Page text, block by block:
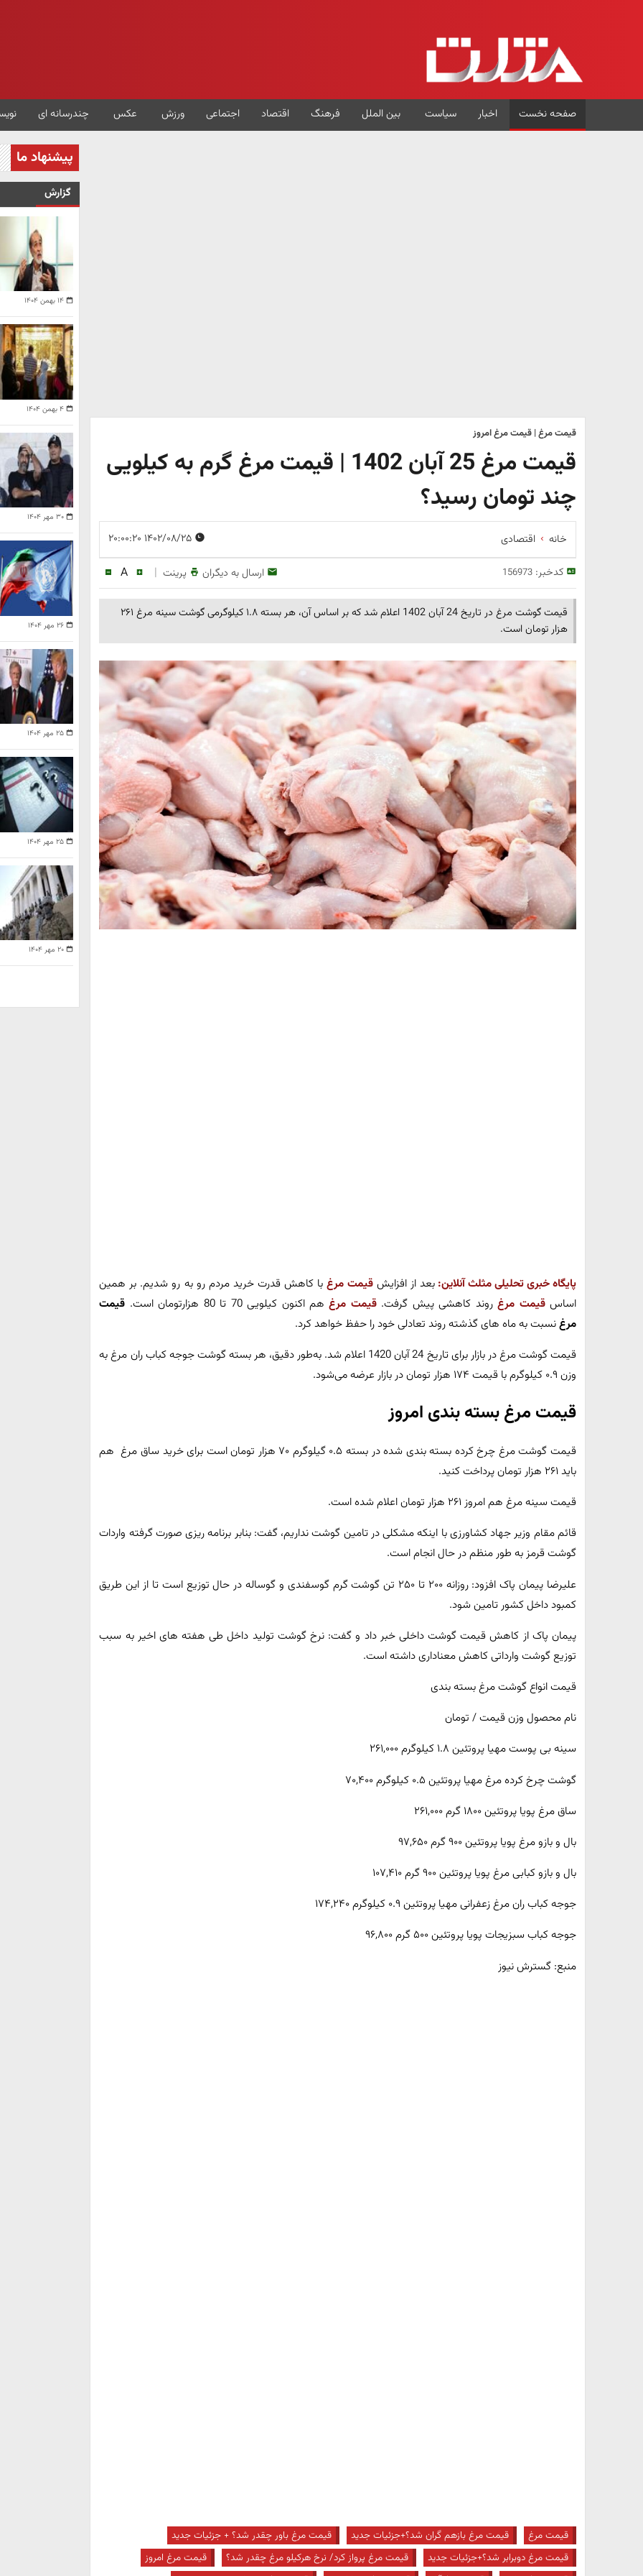
صفحه نخست اخبار سیاست بین الملل فرهنگ اقتصاد اجتماعی ورزش عکس چندرسانه ای
قیمت مرغ | قیمت مرغ امروز
قیمت مرغ 25 آبان 1402 | قیمت مرغ گرم به کیلویی
چند تومان رسید؟
خانه اقتصادی
کدخبر:156973 ارسال به دیگران پرینت |
A
قیمت گوشت مرغ در تاریخ 24 آبان 1402 اعلام شد که بر اساس آن، هر بسته ۱.۸ کیلوگرمی گوشت سینه مرغ ۲۶۱
هزار تومان است.
پایگاه خبری تحلیلی مثلث آنلاین: بعد از افزایشقیمت مرغ با کاهش قدرت خرید مردم رو به رو شدیم. بر همین
اساسقیمت مرغروند کاهشی پیش گرفت.قیمت مرغ هم اکنون کیلویی 70 تا 80 هزارتومان است.
قیمت
مرغنسبت به ماه های گذشته روند تعادلی خود را حفظ خواهد کرد.
قیمت گوشت مرغ در بازار برای تاریخ 24 آبان 1420 اعلام شد. به‌طور دقیق، هر بسته گوشت جوجه کباب ران مرغ به
وزن ۰.۹ کیلوگرم با قیمت ۱۷۴ هزار تومان در بازار عرضه می‌شود.
قیمت مرغ بسته بندی امروز
قیمت گوشت مرغ چرخ کرده بسته بندی شده در بسته ۰.۵ گیلوگرم ۷۰ هزار تومان است برای خرید ساق مرغ هم
باید ۲۶۱ هزار تومان پرداخت کنید.
قیمت سینه مرغ هم امروز ۲۶۱ هزار تومان اعلام شده است.
قائم مقام وزیر جهاد کشاورزی با اینکه مشکلی در تامین گوشت نداریم، گفت: بنابر برنامه ریزی صورت گرفته واردات
گوشت قرمز به طور منظم در حال انجام است.
علیرضا پیمان پاک افزود: روزانه ۲۰۰ تا ۲۵۰ تن گوشت گرم گوسفندی و گوساله در حال توزیع است تا از این طریق
کمبود داخل کشور تامین شود.
پیمان پاک از کاهش قیمت گوشت داخلی خبر داد و گفت: نرخ گوشت تولید داخل طی هفته های اخیر به سبب
توزیع گوشت وارداتی کاهش معناداری داشته است.
قیمت انواع گوشت مرغ بسته بندی
نام محصول وزن قیمت / تومان
سینه بی پوست مهیا پروتئین ۱.۸ کیلوگرم ۲۶۱,۰۰۰
گوشت چرخ کرده مرغ مهیا پروتئین ۰.۵ کیلوگرم ۷۰,۴۰۰
ساق مرغ پویا پروتئین ۱۸۰۰ گرم ۲۶۱,۰۰۰
بال و بازو مرغ پویا پروتئین ۹۰۰ گرم ۹۷,۶۵۰
بال و بازو کبابی مرغ پویا پروتئین ۹۰۰ گرم ۱۰۷,۴۱۰
جوجه کباب ران مرغ زعفرانی مهیا پروتئین ۰.۹ کیلوگرم ۱۷۴,۲۴۰
جوجه کباب سبزیجات پویا پروتئین ۵۰۰ گرم ۹۶,۸۰۰
منبع: گسترش نیوز
قیمت مرغ قیمت مرغ بازهم گران شد؟+جزئیات جدید
قیمت مرغ باور چقدر شد؟ + جزئیات جدید
قیمت مرغ دوبرابر شد؟+جزئیات جدید
قیمت مرغ پرواز کرد/ نرخ هرکیلو مرغ چقدر شد؟
قیمت مرغ امروز
پیشنهاد ما
گزارش
۱۴ بهمن ۱۴۰۴
۴ بهمن ۱۴۰۴
۳۰ مهر ۱۴۰۴
۲۶ مهر ۱۴۰۴
۲۵ مهر ۱۴۰۴
۲۵ مهر ۱۴۰۴
۲۰ مهر ۱۴۰۴